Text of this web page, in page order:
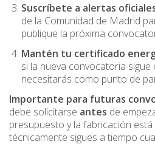
Suscríbete a alertas
de la Comunidad de Madrid
publique la próxima
Mantén tu certificado
si la nueva convocatoria sigue
necesitarás como punto de
Importante para futuras
debe solicitarse antes de
presupuesto y la fabricación
técnicamente sigues a tiempo